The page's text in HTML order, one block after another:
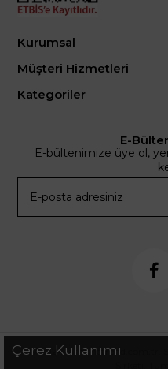
Kurumsal
Müşteri Hizmetleri
Kategoriler
E-
E-bültenimize üye ol,
© 2024 .arminetrend.com.tr.
Çerez Kullanımı